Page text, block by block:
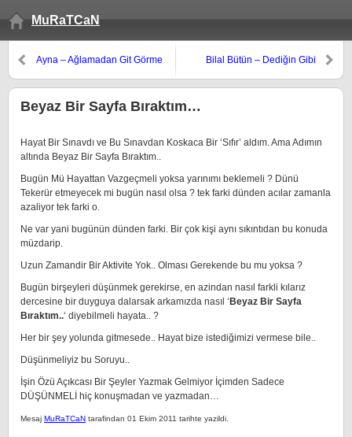
MuRaTCaN
Ayna – Ağlamadan Git Görme
Bilal Bütün – Dediğin Gibi
Beyaz Bir Sayfa Bıraktım…
Hayat Bir Sınavdı ve Bu Sınavdan Koskaca Bir ‘Sıfır’ aldım. Ama Adımın
altında Beyaz Bir Sayfa Bıraktım..
Bugün Mü Hayattan Vazgeçmeli yoksa yarınımı beklemeli ? Dünü
Tekerür etmeyecek mi bugün nasıl olsa ? tek farki dünden acılar zamanla
azaliyor tek farki o.
Ne var yani bugünün dünden farki. Bir çok kişi aynı sıkıntıdan bu konuda
müzdarip.
Uzun Zamandir Bir Aktivite Yok.. Olması Gerekende bu mu yoksa ?
Bugün birşeyleri düşünmek gerekirse, en azindan nasıl farkli kılarız
dercesine bir duyguya dalarsak arkamızda nasıl ‘ Beyaz Bir Sayfa
Bıraktım..‘ diyebilmeli hayata.. ?
Her bir şey yolunda gitmesede.. Hayat bize istediğimizi vermese bile..
Düşünmeliyiz bu Soruyu..
İşin Özü Açıkcası Bir Şeyler Yazmak Gelmiyor İçimden Sadece
DÜŞÜNMELİ hiç konuşmadan ve yazmadan…
Mesaj MuRaTCaN tarafindan 01 Ekim 2011 tarihte yazildi.